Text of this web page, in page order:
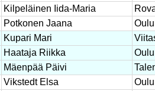
Kilpeläinen Iida-Maria
Potkonen Jaana
Oulu
Kupari Mari
Haataja Riikka
Oulu
Mäenpää Päivi
Vikstedt Elsa
Oulu